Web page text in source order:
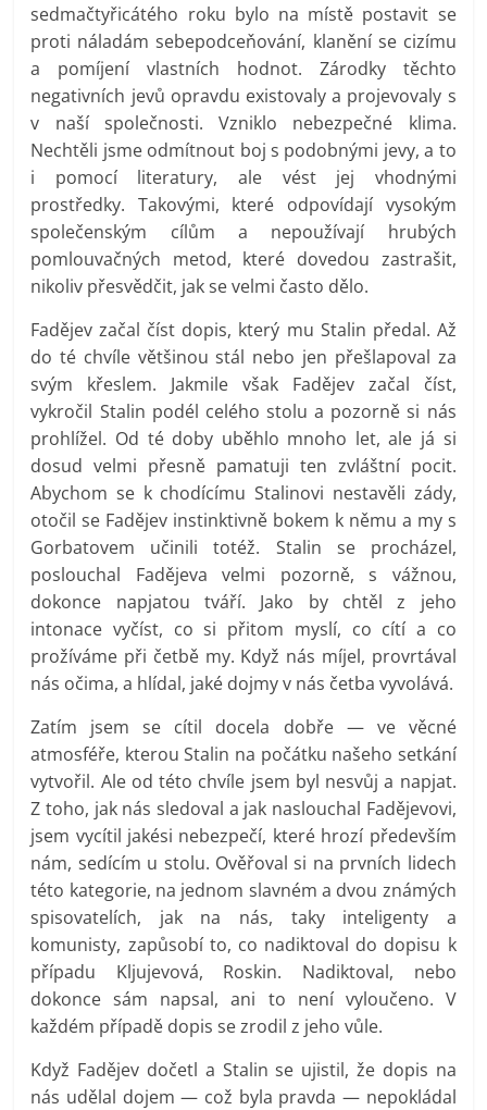
sedmačtyřicátého roku bylo na místě postavit se
proti náladám sebepodceňování, klanění se cizímu
a pomíjení vlastních hodnot. Zárodky těchto
negativních jevů opravdu existovaly a projevovaly s
v naší společnosti. Vzniklo nebezpečné klima.
Nechtěli jsme odmítnout boj s podobnými jevy, a to
i pomocí literatury, ale vést jej vhodnými
prostředky. Takovými, které odpovídají vysokým
společenským cílům a nepoužívají hrubých
pomlouvačných metod, které dovedou zastrašit,
nikoliv přesvědčit, jak se velmi často dělo.
Fadějev začal číst dopis, který mu Stalin předal. Až
do té chvíle většinou stál nebo jen přešlapoval za
svým křeslem. Jakmile však Fadějev začal číst,
vykročil Stalin podél celého stolu a pozorně si nás
prohlížel. Od té doby uběhlo mnoho let, ale já si
dosud velmi přesně pamatuji ten zvláštní pocit.
Abychom se k chodícímu Stalinovi nestavěli zády,
otočil se Fadějev instinktivně bokem k němu a my s
Gorbatovem učinili totéž. Stalin se procházel,
poslouchal Fadějeva velmi pozorně, s vážnou,
dokonce napjatou tváří. Jako by chtěl z jeho
intonace vyčíst, co si přitom myslí, co cítí a co
prožíváme při četbě my. Když nás míjel, provrtával
nás očima, a hlídal, jaké dojmy v nás četba vyvolává.
Zatím jsem se cítil docela dobře — ve věcné
atmosféře, kterou Stalin na počátku našeho setkání
vytvořil. Ale od této chvíle jsem byl nesvůj a napjat.
Z toho, jak nás sledoval a jak naslouchal Fadějevovi,
jsem vycítil jakési nebezpečí, které hrozí především
nám, sedícím u stolu. Ověřoval si na prvních lidech
této kategorie, na jednom slavném a dvou známých
spisovatelích, jak na nás, taky inteligenty a
komunisty, zapůsobí to, co nadiktoval do dopisu k
případu Kljujevová, Roskin. Nadiktoval, nebo
dokonce sám napsal, ani to není vyloučeno. V
každém případě dopis se zrodil z jeho vůle.
Když Fadějev dočetl a Stalin se ujistil, že dopis na
nás udělal dojem — což byla pravda — nepokládal